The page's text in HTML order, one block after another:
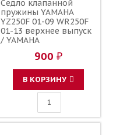
Седло клапанной
пружины YAMAHA
YZ250F 01-09 WR250F
01-13 верхнее выпуск
/ YAMAHA
900 ₽
В КОРЗИНУ